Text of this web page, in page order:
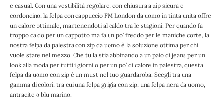
e casual. Con una vestibilità regolare, con chiusura a zip sicura e
cordoncino, la felpa con cappuccio FM London da uomo in tinta unita offre
un calore ottimale, mantenendoti al caldo tra le stagioni. Per quando fa
troppo caldo per un cappotto ma fa un po’ freddo per le maniche corte, la
nostra felpa da palestra con zip da uomo è la soluzione ottima per chi
vuole stare nel mezzo. Che tu la stia abbinando a un paio di jeans per un
look alla moda per tutti i giorni o per un po’ di calore in palestra, questa
felpa da uomo con zip è un must nel tuo guardaroba. Scegli tra una
gamma di colori, tra cui una felpa grigia con zip, una felpa nera da uomo,
antracite o blu marino.